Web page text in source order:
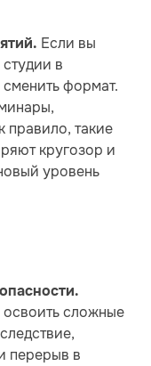
Если вы
в
формат.
правило, такие
кругозор и
уровень
сложные
перерыв в